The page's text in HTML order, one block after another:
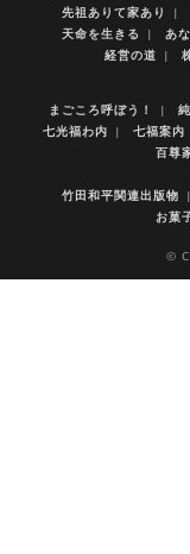
先祖ありて家あり
天命を生きる
あ
経営の道
まごころ呼ぼう！
七光福わ内
七福案内
百尊
竹田和平関連出版物
お菓
©